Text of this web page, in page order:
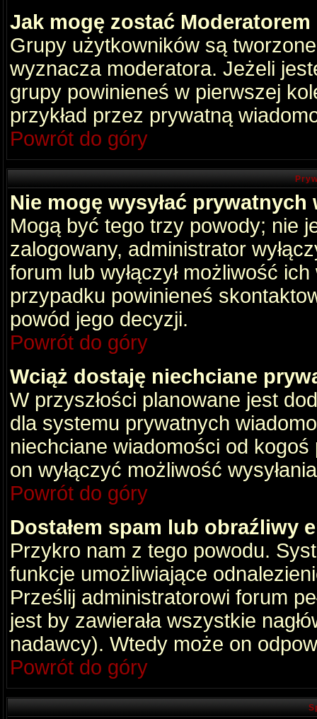
Jak mogę zostać
Grupy użytkowników są
wyznacza moderatora. Jeżeli
grupy powinieneś w pierwszej
przykład przez prywatną
Powrót do góry
Nie mogę wysyłać
Mogą być tego trzy powody; nie
zalogowany, administrator
forum lub wyłączył możliwość
przypadku powinieneś
powód jego decyzji.
Powrót do góry
Wciąż dostaję niechciane
W przyszłości planowane jest
dla systemu prywatnych
niechciane wiadomości od
on wyłączyć możliwość
Powrót do góry
Dostałem spam lub obraźliwy
Przykro nam z tego powodu.
funkcje umożliwiające
Prześlij administratorowi forum
jest by zawierała wszystkie
nadawcy). Wtedy może on
Powrót do góry